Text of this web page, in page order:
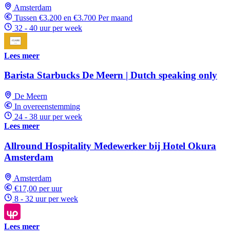
Amsterdam
Tussen €3.200 en €3.700 Per maand
32 - 40 uur per week
Lees meer
Barista Starbucks De Meern | Dutch speaking only
De Meern
In overeenstemming
24 - 38 uur per week
Lees meer
Allround Hospitality Medewerker bij Hotel Okura
Amsterdam
Amsterdam
€17,00 per uur
8 - 32 uur per week
Lees meer